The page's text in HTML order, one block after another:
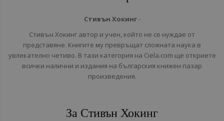
Стивън Хокинг-
Стивън Хокинг автор и учен, който не се нуждае от
представяне. Книгите му превръщат сложната наука в
увлекателно четиво. В тази категория на Ciela.com ще откриете
всички налични и издания на българския книжен пазар
произведения.
За Стивън Хокинг